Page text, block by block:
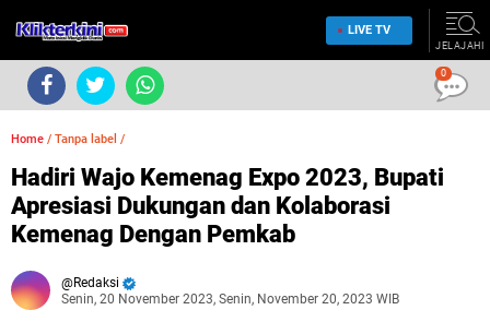
LIVE TV
JELAJAHI
Home / Tanpa label /
Hadiri Wajo Kemenag Expo 2023, Bupati
Apresiasi Dukungan dan Kolaborasi
Kemenag Dengan Pemkab
Redaksi
Senin, 20 November 2023, Senin, November 20, 2023 WIB
0